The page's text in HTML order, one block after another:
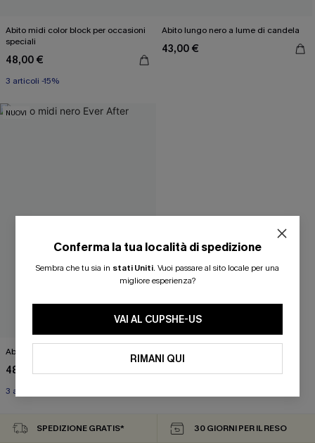
Abito midi color block per occasioni
speciali
48,00 €
3 articoli -15%
Abito lungo nero a lume di candela
43,00 €
NUOVI
Abito midi nero Ever After
48,00 €
3 articoli -15%
Conferma la tua località di spedizione
Sembra che tu sia in stati Uniti. Vuoi passare al sito locale per una
migliore esperienza?
VAI AL CUPSHE-US
RIMANI QUI
SPEDIZIONE GRATIS* 30 GIORNI PER IL RESO